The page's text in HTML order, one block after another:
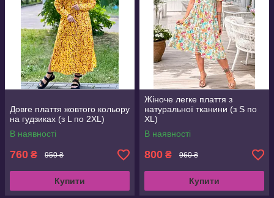
Довге плаття жовтого кольору
на гудзиках (з L по 2XL)
В наявності
760 ₴ 950 ₴
Купити
Жіноче легке плаття з
натуральної тканини (з S по
XL)
В наявності
800 ₴ 960 ₴
Купити